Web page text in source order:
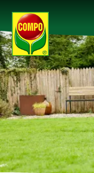
Producten
Advies
Thema's